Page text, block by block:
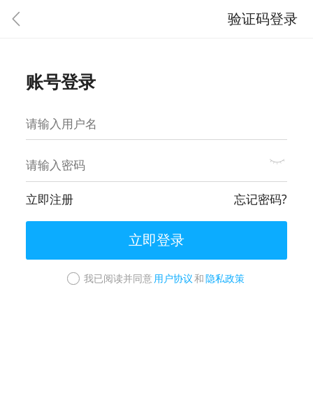
验证码登录
账号登录
立即注册 忘记密码?
立即登录
我已阅读并同意用户协议和隐私政策